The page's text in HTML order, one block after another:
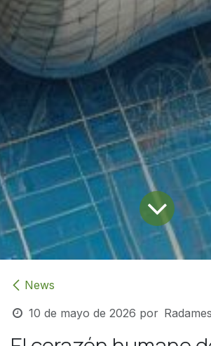
News
10 de mayo de 2026 por